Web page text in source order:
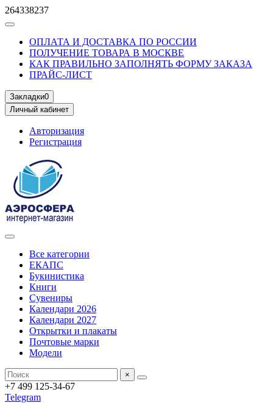
264338237
ОПЛАТА И ДОСТАВКА ПО РОССИИ
ПОЛУЧЕНИЕ ТОВАРА В МОСКВЕ
КАК ПРАВИЛЬНО ЗАПОЛНЯТЬ ФОРМУ ЗАКАЗА
ПРАЙС-ЛИСТ
Закладки0
Личный кабинет
Авторизация
Регистрация
Все категории
ЕКАПС
Букинистика
Книги
Сувениры
Календари 2026
Календари 2027
Открытки и плакаты
Почтовые марки
Модели
×
+7 499 125-34-67
Telegram